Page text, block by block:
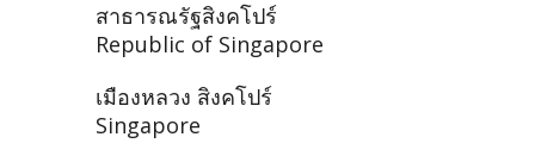
สาธารณรัฐสิงคโปร์
Republic of Singapore
เมืองหลวง สิงคโปร์
Singapore